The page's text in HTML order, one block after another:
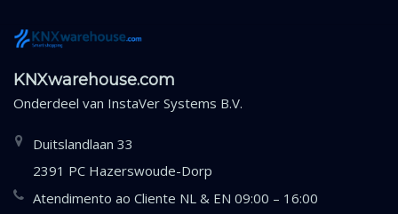
KNXwarehouse.com
Onderdeel van InstaVer Systems B.V.
Duitslandlaan 33
2391 PC Hazerswoude-Dorp
Atendimento ao Cliente NL & EN 09:00 – 16:00